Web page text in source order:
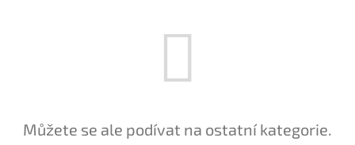
Můžete se ale podívat na ostatní kategorie.